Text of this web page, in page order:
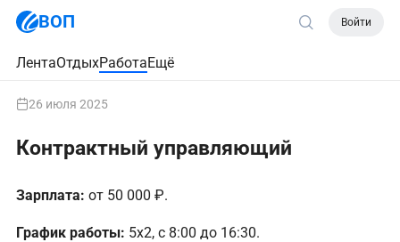
ВОП Войти
ЛентаОтдыхРаботаЕщё
26 июля 2025
Контрактный управляющий
Зарплата: от 50 000 ₽.
График работы: 5х2, с 8:00 до 16:30.